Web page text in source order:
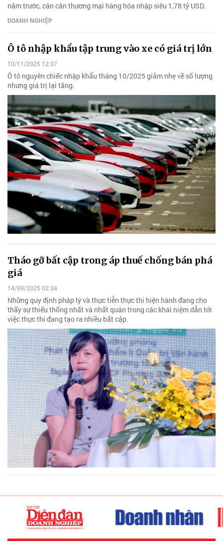
năm trước, cán cân thương mại hàng hóa nhập siêu 1,78 tỷ USD.
DOANH NGHIỆP
Ô tô nhập khẩu tập trung vào xe có giá trị lớn
10/11/2025 12:37
Ô tô nguyên chiếc nhập khẩu tháng 10/2025 giảm nhẹ về số lượng
nhưng giá trị lại tăng.
Tháo gỡ bất cập trong áp thuế chống bán phá
giá
14/09/2025 02:34
Những quy định pháp lý và thực tiễn thực thi hiện hành đang cho
thấy sự thiếu thống nhất và nhất quán trong các khái niệm dẫn tới
việc thực thi đang tạo ra nhiều bất cập.